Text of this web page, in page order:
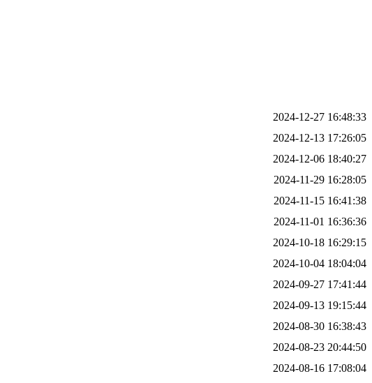
2024-12-27 16:48:33
2024-12-13 17:26:05
2024-12-06 18:40:27
2024-11-29 16:28:05
2024-11-15 16:41:38
2024-11-01 16:36:36
2024-10-18 16:29:15
2024-10-04 18:04:04
2024-09-27 17:41:44
2024-09-13 19:15:44
2024-08-30 16:38:43
2024-08-23 20:44:50
2024-08-16 17:08:04